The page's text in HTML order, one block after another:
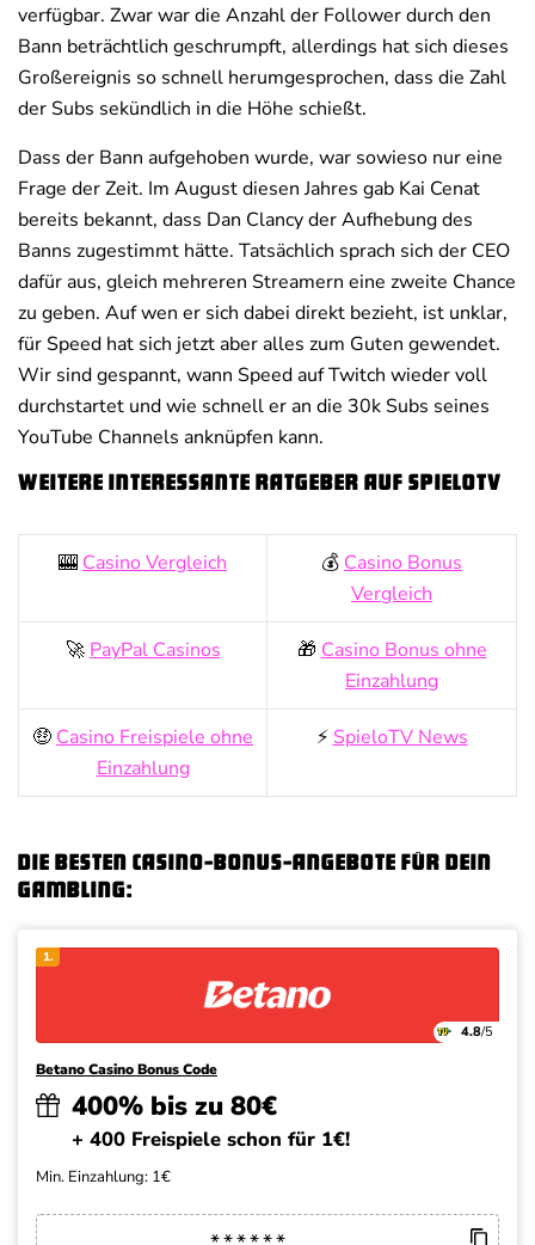
verfügbar. Zwar war die Anzahl der Follower durch den
Bann beträchtlich geschrumpft, allerdings hat sich dieses
Großereignis so schnell herumgesprochen, dass die Zahl
der Subs sekündlich in die Höhe schießt.
Dass der Bann aufgehoben wurde, war sowieso nur eine
Frage der Zeit. Im August diesen Jahres gab Kai Cenat
bereits bekannt, dass Dan Clancy der Aufhebung des
Banns zugestimmt hätte. Tatsächlich sprach sich der CEO
dafür aus, gleich mehreren Streamern eine zweite Chance
zu geben. Auf wen er sich dabei direkt bezieht, ist unklar,
für Speed hat sich jetzt aber alles zum Guten gewendet.
Wir sind gespannt, wann Speed auf Twitch wieder voll
durchstartet und wie schnell er an die 30k Subs seines
YouTube Channels anknüpfen kann.
Weitere interessante Ratgeber auf SpieloTV
🎰 Casino Vergleich 💰 Casino Bonus
Vergleich
🚀 PayPal Casinos 🎁 Casino Bonus ohne
Einzahlung
🤑 Casino Freispiele ohne
Einzahlung
⚡ SpieloTV News
Die besten Casino-Bonus-Angebote für dein
Gambling:
1.
4.8/5
Betano Casino Bonus Code
400% bis zu 80€
+ 400 Freispiele schon für 1€!
Min. Einzahlung: 1€